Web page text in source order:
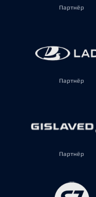
Партнёр
Партнёр
Партнёр